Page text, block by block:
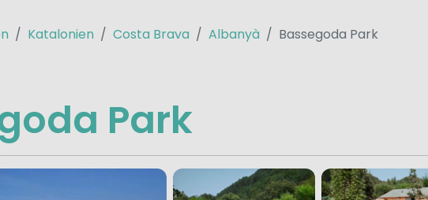
Katalonien Costa Brava Albanyà Bassegoda Park
Park